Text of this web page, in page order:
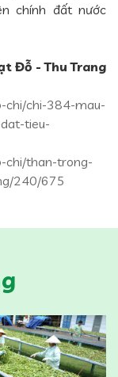
chính đất nước
Đỗ - Thu Trang
chi/chi-384-mau-
tieu-
chi/than-trong-
240/675